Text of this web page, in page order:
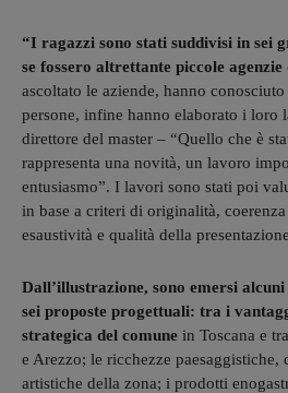
“I ragazzi sono stati suddivisi in sei
se fossero altrettante piccole
ascoltato le aziende, hanno
persone, infine hanno elaborato i loro
direttore del master – “Quello che è
rappresenta una novità, un lavoro
entusiasmo”. I lavori sono stati poi
in base a criteri di originalità,
esaustività e qualità della
Dall’illustrazione, sono emersi
sei proposte progettuali: tra i
strategica del comune in Toscana e
e Arezzo; le ricchezze paesaggistiche,
artistiche della zona; i prodotti